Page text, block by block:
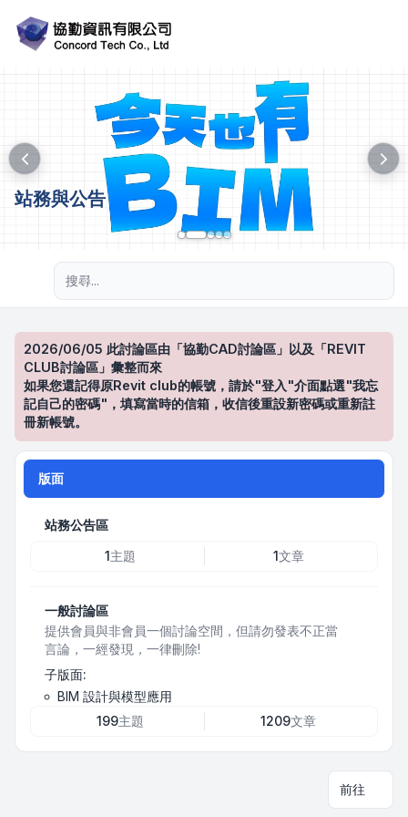
站務與公告
2026/06/05 此討論區由「協勤CAD討論區」以及「REVIT
CLUB討論區」彙整而來
如果您還記得原Revit club的帳號，請於"登入"介面點選"我忘
記自己的密碼"，填寫當時的信箱，收信後重設新密碼或重新註
冊新帳號。
版面
站務公告區
1主題 1文章
一般討論區
提供會員與非會員一個討論空間，但請勿發表不正當
言論，一經發現，一律刪除!
子版面:
BIM 設計與模型應用
199主題 1209文章
前往